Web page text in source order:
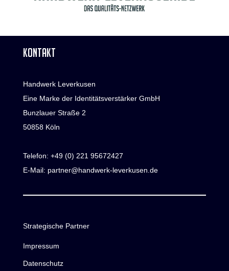
KONTAKT
Handwerk Leverkusen
Eine Marke der Identitätsverstärker GmbH
Bunzlauer Straße 2
50858 Köln
Telefon: +49 (0) 221 95672427
E-Mail: partner@handwerk-leverkusen.de
Strategische Partner
Impressum
Datenschutz